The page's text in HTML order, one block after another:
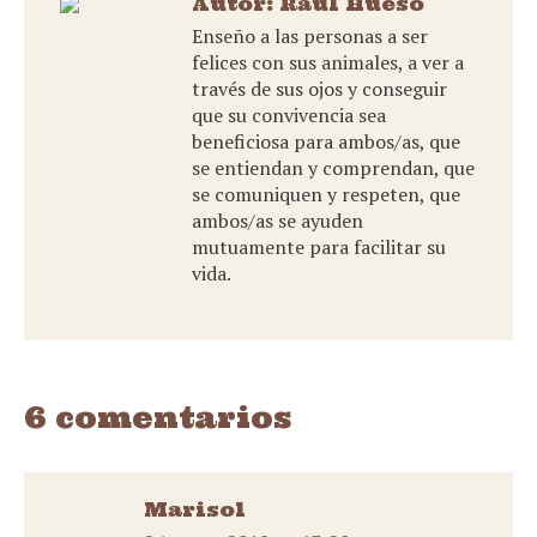
Enseño a las personas a ser
felices con sus animales, a ver a
través de sus ojos y conseguir
que su convivencia sea
beneficiosa para ambos/as, que
se entiendan y comprendan, que
se comuniquen y respeten, que
ambos/as se ayuden
mutuamente para facilitar su
vida.
6 comentarios
Marisol